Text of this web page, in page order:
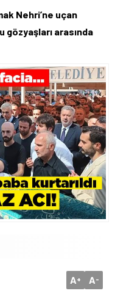
Nehri’ne uçan
arasında
A+ A-